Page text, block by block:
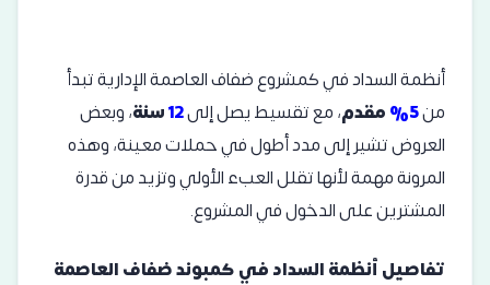
أنظمة السداد في كمشروع ضفاف العاصمة الإدارية تبدأ
من5% مقدم، مع تقسيط يصل إلى12سنة، وبعض
العروض تشير إلى مدد أطول في حملات معينة، وهذه
المرونة مهمة لأنها تقلل العبء الأولي وتزيد من قدرة
المشترين على الدخول في المشروع.
تفاصيل أنظمة السداد في كمبوند ضفاف العاصمة